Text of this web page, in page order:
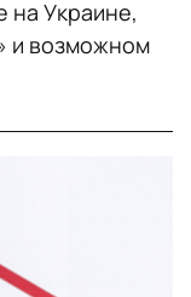
на Украине,
и возможном